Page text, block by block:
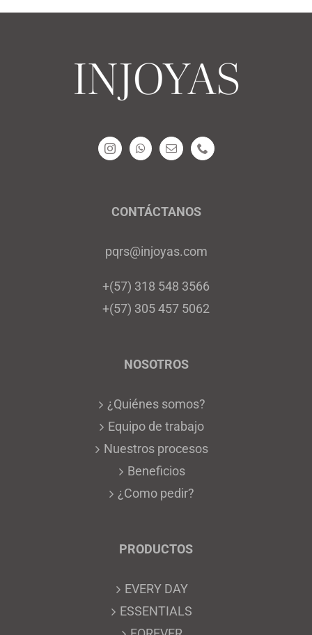
CONTÁCTANOS
pqrs@injoyas.com
+(57) 318 548 3566
+(57) 305 457 5062
NOSOTROS
¿Quiénes somos?
Equipo de trabajo
Nuestros procesos
Beneficios
¿Como pedir?
PRODUCTOS
EVERY DAY
ESSENTIALS